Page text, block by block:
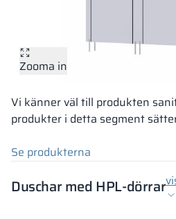
Zooma in
Vi känner väl till produkten
produkter i detta segment
Se produkterna
Duschar med HPL-dörrar